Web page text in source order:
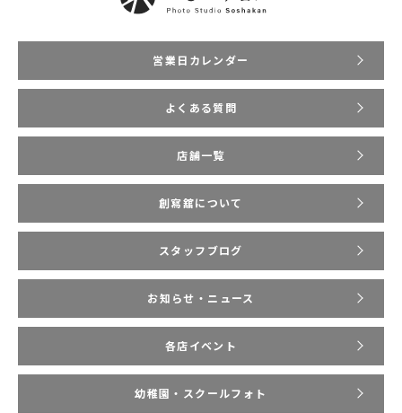
営業日カレンダー
よくある質問
店舗一覧
創寫舘について
スタッフブログ
お知らせ・ニュース
各店イベント
幼稚園・スクールフォト